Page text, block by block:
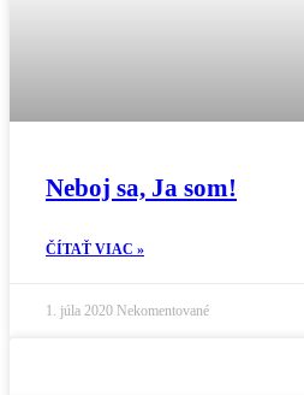
Neboj sa, Ja som!
ČÍTAŤ VIAC »
1. júla 2020 Nekomentované